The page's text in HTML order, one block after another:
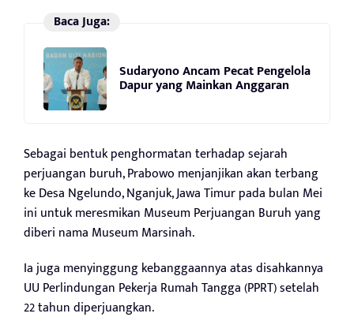
Baca Juga:
Sudaryono Ancam Pecat Pengelola
Dapur yang Mainkan Anggaran
Sebagai bentuk penghormatan terhadap sejarah
perjuangan buruh, Prabowo menjanjikan akan terbang
ke Desa Ngelundo, Nganjuk, Jawa Timur pada bulan Mei
ini untuk meresmikan Museum Perjuangan Buruh yang
diberi nama Museum Marsinah.
Ia juga menyinggung kebanggaannya atas disahkannya
UU Perlindungan Pekerja Rumah Tangga (PPRT) setelah
22 tahun diperjuangkan.